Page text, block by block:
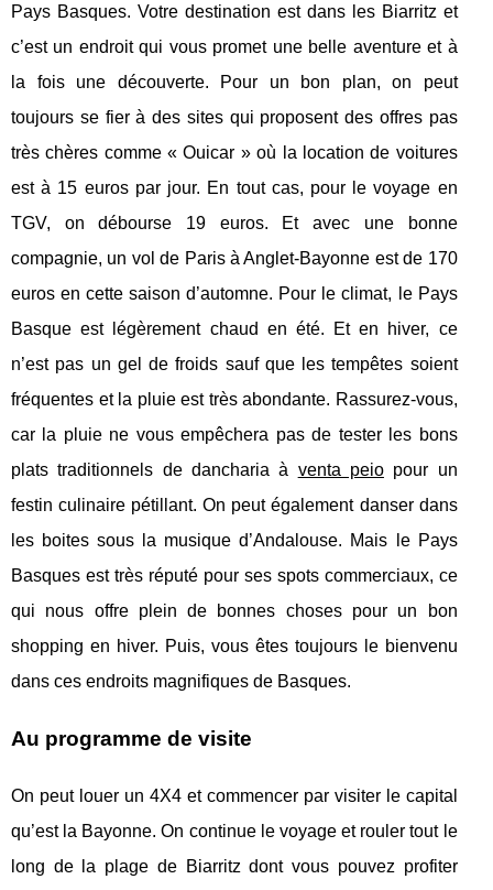
Pays Basques. Votre destination est dans les Biarritz et
c’est un endroit qui vous promet une belle aventure et à
la fois une découverte. Pour un bon plan, on peut
toujours se fier à des sites qui proposent des offres pas
très chères comme « Ouicar » où la location de voitures
est à 15 euros par jour. En tout cas, pour le voyage en
TGV, on débourse 19 euros. Et avec une bonne
compagnie, un vol de Paris à Anglet-Bayonne est de 170
euros en cette saison d’automne. Pour le climat, le Pays
Basque est légèrement chaud en été. Et en hiver, ce
n’est pas un gel de froids sauf que les tempêtes soient
fréquentes et la pluie est très abondante. Rassurez-vous,
car la pluie ne vous empêchera pas de tester les bons
plats traditionnels de dancharia à venta peiopour un
festin culinaire pétillant. On peut également danser dans
les boites sous la musique d’Andalouse. Mais le Pays
Basques est très réputé pour ses spots commerciaux, ce
qui nous offre plein de bonnes choses pour un bon
shopping en hiver. Puis, vous êtes toujours le bienvenu
dans ces endroits magnifiques de Basques.
Au programme de visite
On peut louer un 4X4 et commencer par visiter le capital
qu’est la Bayonne. On continue le voyage et rouler tout le
long de la plage de Biarritz dont vous pouvez profiter